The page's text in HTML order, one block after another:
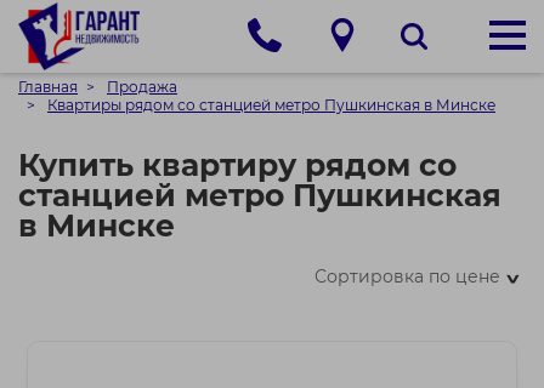
Главная
Продажа
Квартиры рядом со станцией метро Пушкинская в Минске
Купить квартиру рядом со
станцией метро Пушкинская
в Минске
Сортировка по цене>